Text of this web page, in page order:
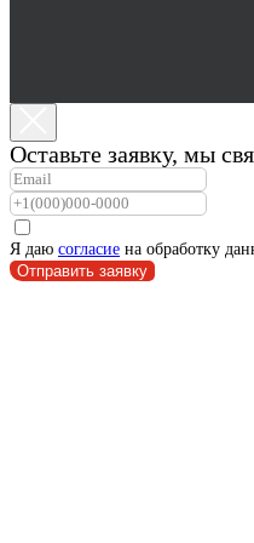
Оставьте заявку, мы
Я даю согласие на обработку
Отправить заявку